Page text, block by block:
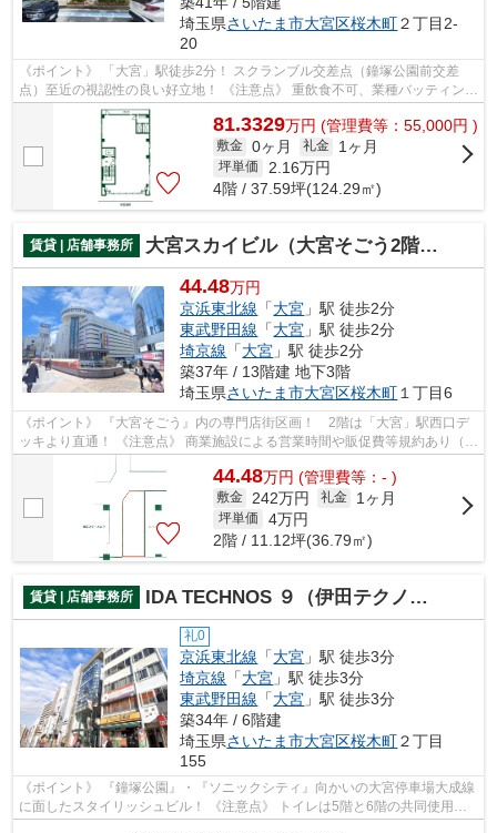
埼玉県さいたま市大宮区桜木町２丁目2-
20
《ポイント》 「大宮」駅徒歩2分！ スクランブル交差点（鐘塚公園前交差
点）至近の視認性の良い好立地！ 《注意点》 重飲食不可、業種バッティング
81.3329万円 (管理費等：55,000円 )
敷金 0ヶ月 礼金 1ヶ月
坪単価 2.16万円
4階 / 37.59坪(124.29㎡)
賃貸 | 店舗事務所 大宮スカイビル（大宮そごう2階専門店街）
44.48万円
京浜東北線 「大宮 」駅 徒歩2分
東武野田線 「大宮 」駅 徒歩2分
埼京線 「大宮 」駅 徒歩2分
築37年 / 13階建 地下3階
埼玉県さいたま市大宮区桜木町 １丁目6
《ポイント》 『大宮そごう』内の専門店街区画！ 2階は「大宮」駅西口デ
ッキより直通！ 《注意点》 商業施設による営業時間や販促費等規約あり（備
考参照）
44.48万円 (管理費等：- )
敷金 242万円 礼金 1ヶ月
坪単価 4万円
2階 / 11.12坪(36.79㎡)
賃貸 | 店舗事務所 IDA TECHNOS ９（伊田テクノス９）
礼0
京浜東北線 「大宮 」駅 徒歩3分
埼京線 「大宮 」駅 徒歩3分
東武野田線 「大宮 」駅 徒歩3分
築34年 / 6階建
埼玉県さいたま市大宮区桜木町２丁目
155
《ポイント》 『鐘塚公園』・『ソニックシティ』向かいの大宮停車場大成線
に面したスタイリッシュビル！ 《注意点》 トイレは5階と6階の共同使用に